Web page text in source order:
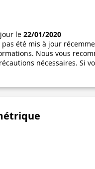
le 22/01/2020
pas été mis à jour
Nous vous
nécessaires. Si